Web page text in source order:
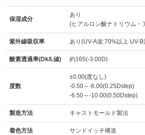
保湿成分
あり
(ヒアルロン酸ナトリウム・
紫外線吸収率 あり(UV-A波:70%以上 UV-
酸素透過率(Dk/L値) 約165(-3.00D)
度数
±0.00(度なし)
-0.50～-6.00(0.25Dstep)
-6.50～-10.00(0.50Dstep)
製造方法 キャストモールド製法
着色方法 サンドイッチ構造